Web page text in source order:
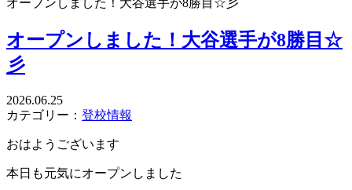
オープンしました！大谷選手が8勝目☆彡
オープンしました！大谷選手が8勝目☆
彡
2026.06.25
カテゴリー： 登校情報
おはようございます
本日も元気にオープンしました